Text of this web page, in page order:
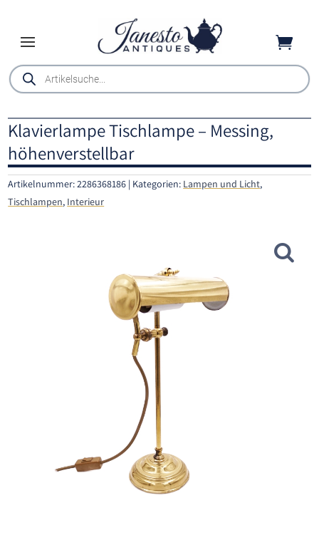

Products
search
Klavierlampe Tischlampe – Messing,
höhenverstellbar
Artikelnummer:2286368186 Kategorien: Lampen und Licht,
Tischlampen, Interieur